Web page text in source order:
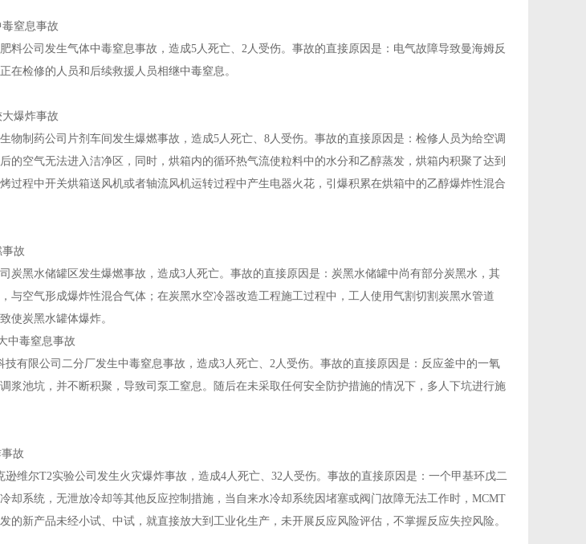
窒息事故
公司发生气体中毒窒息事故，造成5人死亡、2人受伤。事故的直接原因是：电气故障导致曼海姆反
在检修的人员和后续救援人员相继中毒窒息。
爆炸事故
制药公司片剂车间发生爆燃事故，造成5人死亡、8人受伤。事故的直接原因是：检修人员为给空调
的空气无法进入洁净区，同时，烘箱内的循环热气流使粒料中的水分和乙醇蒸发，烘箱内积聚了达到
过程中开关烘箱送风机或者轴流风机运转过程中产生电器火花，引爆积累在烘箱中的乙醇爆炸性混合
故
黑水储罐区发生爆燃事故，造成3人死亡。事故的直接原因是：炭黑水储罐中尚有部分炭黑水，其
与空气形成爆炸性混合气体；在炭黑水空冷器改造工程施工过程中，工人使用气割切割炭黑水管道
使炭黑水罐体爆炸。
中毒窒息事故
有限公司二分厂发生中毒窒息事故，造成3人死亡、2人受伤。事故的直接原因是：反应釜中的一氧
浆池坑，并不断积聚，导致司泵工窒息。随后在未采取任何安全防护措施的情况下，多人下坑进行施
故
维尔T2实验公司发生火灾爆炸事故，造成4人死亡、32人受伤。事故的直接原因是：一个甲基环戊二
却系统，无泄放冷却等其他反应控制措施，当自来水冷却系统因堵塞或阀门故障无法工作时，MCMT
的新产品未经小试、中试，就直接放大到工业化生产，未开展反应风险评估，不掌握反应失控风险。